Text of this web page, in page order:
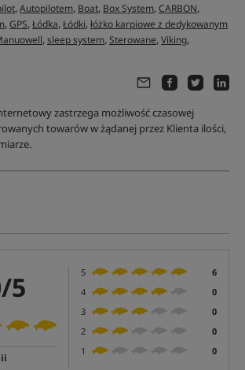
,Autopilotem, Boat, Box System,CARBON,
,GPS,Łódka,Łódki,łóżko karpiowe z dedykowanym
,sleep system,Sterowane,Viking,
zastrzega możliwość czasowej
towarów w żądanej przez Klienta ilości,
5 5
6
4
0
3
0
2
0
1
0